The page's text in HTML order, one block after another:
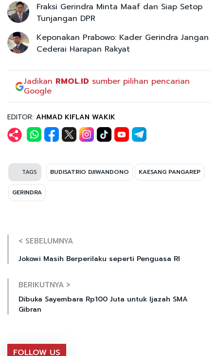
Fraksi Gerindra Minta Maaf dan Siap Setop
Tunjangan DPR
Keponakan Prabowo: Kader Gerindra Jangan
Cederai Harapan Rakyat
Jadikan RMOL.ID sumber pilihan pencarian
Google
EDITOR: AHMAD KIFLAN WAKIK
TAGS BUDISATRIO DJIWANDONO KAESANG PANGAREP
GERINDRA
< SEBELUMNYA
Jokowi Masih Berperilaku seperti Penguasa RI
BERIKUTNYA >
Dibuka Sayembara Rp100 Juta untuk Ijazah SMA
Gibran
FOLLOW US